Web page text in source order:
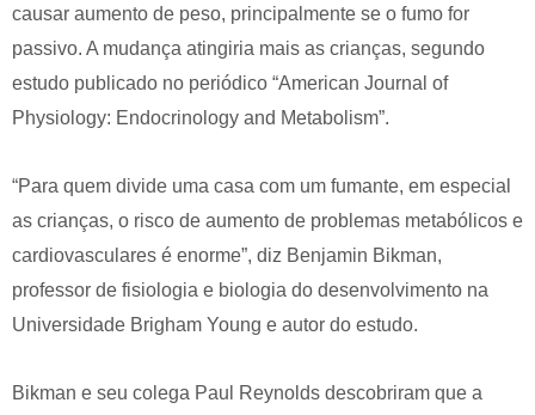
causar aumento de peso, principalmente se o fumo for
passivo. A mudança atingiria mais as crianças, segundo
estudo publicado no periódico “American Journal of
Physiology: Endocrinology and Metabolism”.
“Para quem divide uma casa com um fumante, em especial
as crianças, o risco de aumento de problemas metabólicos e
cardiovasculares é enorme”, diz Benjamin Bikman,
professor de fisiologia e biologia do desenvolvimento na
Universidade Brigham Young e autor do estudo.
Bikman e seu colega Paul Reynolds descobriram que a